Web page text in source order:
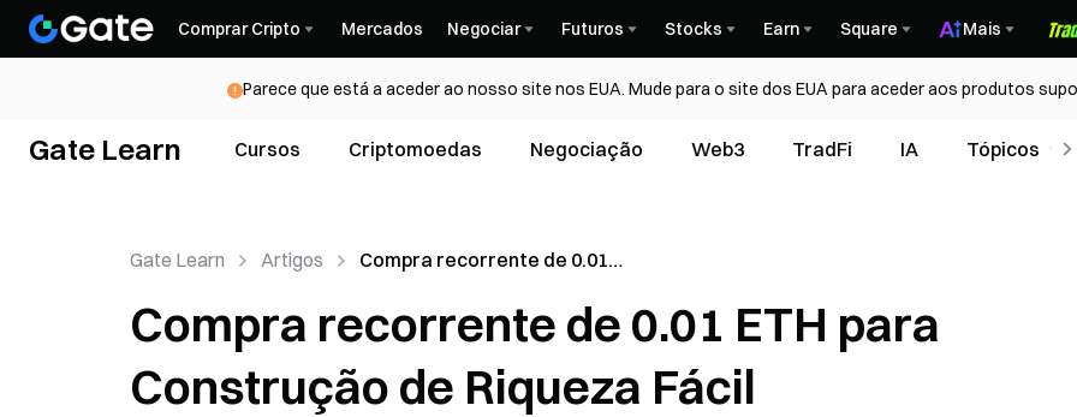
Comprar Cripto Mercados Negociar Futuros Stocks Earn Square Mais
Parece que está a aceder ao nosso site nos EUA. Mude para o site dos EUA para aceder aos produtos
Gate Learn Cursos Criptomoedas Negociação Web3 TradFi IA Tópicos
Gate Learn Artigos
Compra recorrente de 0.01
Riqueza Fácil
Compra recorrente de 0.01 ETH para
Construção de Riqueza Fácil